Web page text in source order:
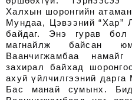
Халхын шоронгийн
Мундаа, Цэвээний “Хар”
байдаг. Энэ гурав
магнайлж байсан
Ваанчигжамбаа намайг
захирал байхад
ахуй үйлчилгээний
Бас манай сумынх.